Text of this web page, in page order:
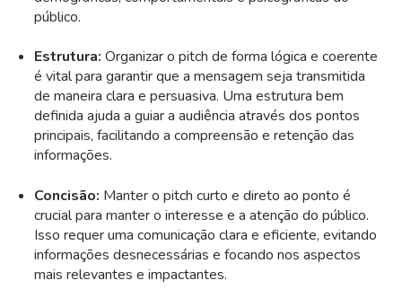
público.
Estrutura: Organizar o pitch de forma lógica e coerente
é vital para garantir que a mensagem seja transmitida
de maneira clara e persuasiva. Uma estrutura bem
definida ajuda a guiar a audiência através dos pontos
principais, facilitando a compreensão e retenção das
informações.
Concisão: Manter o pitch curto e direto ao ponto é
crucial para manter o interesse e a atenção do público.
Isso requer uma comunicação clara e eficiente, evitando
informações desnecessárias e focando nos aspectos
mais relevantes e impactantes.